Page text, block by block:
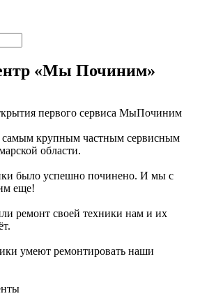
«Мы Починим»
первого сервиса МыПочиним
крупным частным сервисным
области.
было успешно починено. И мы с
еще!
ремонт своей техники нам и их
умеют ремонтировать наши